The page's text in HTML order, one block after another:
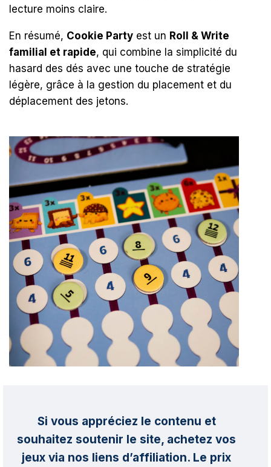
lecture moins claire.
En résumé, Cookie Party est un Roll & Write
familial et rapide, qui combine la simplicité du
hasard des dés avec une touche de stratégie
légère, grâce à la gestion du placement et du
déplacement des jetons.
Si vous appréciez le contenu et
souhaitez soutenir le site, achetez vos
jeux via nos liens d’affiliation. Le prix